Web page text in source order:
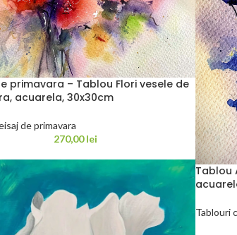
primavara – Tablou Flori vesele de
acuarela, 30x30cm
de primavara
270,00lei
Tablou
Tablouri